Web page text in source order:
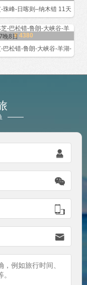
珠峰-日喀则–纳木错 11天
¥ 4380
巴松错-鲁朗-大峡谷-羊湖-



